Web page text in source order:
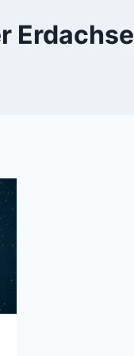
Erdachse